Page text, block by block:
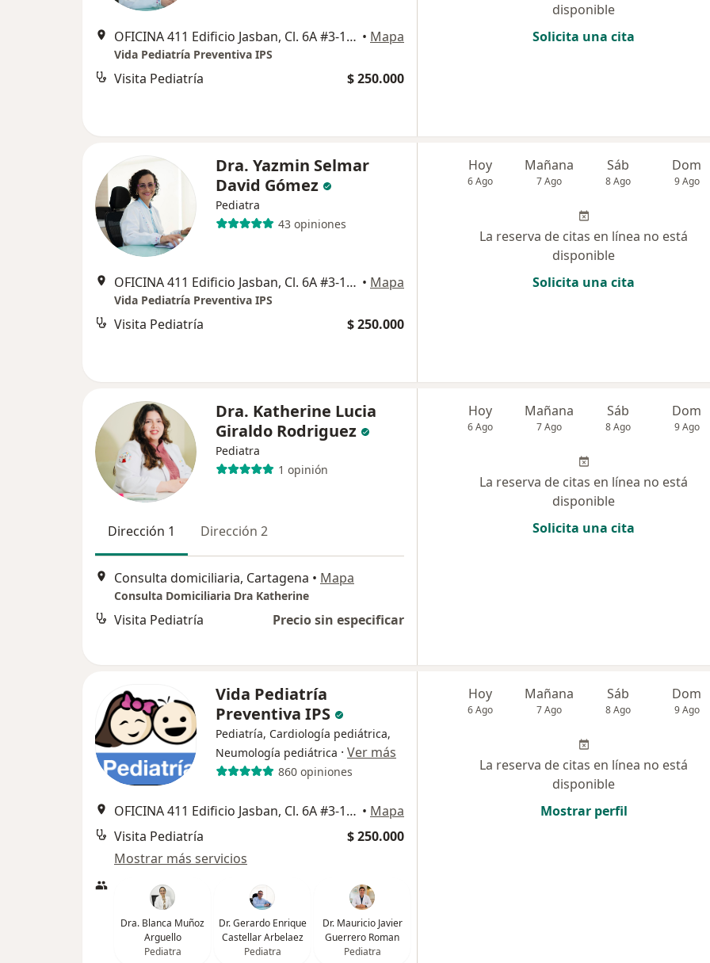
OFICINA 411 Edificio Jasban, Cl. 6A #3-17, Cartagena • Mapa
Vida Pediatría Preventiva IPS
Visita Pediatría $ 250.000
disponible
Solicita una cita
Dra. Yazmin Selmar
David Gómez
Pediatra
43 opiniones
OFICINA 411 Edificio Jasban, Cl. 6A #3-17, Cartagena • Mapa
Vida Pediatría Preventiva IPS
Visita Pediatría $ 250.000
Hoy
6 Ago
Mañana
7 Ago
Sáb
8 Ago
Dom
9 Ago
La reserva de citas en línea no está
disponible
Solicita una cita
Dra. Katherine Lucia
Giraldo Rodriguez
Pediatra
1 opinión
Dirección 1 Dirección 2
Consulta domiciliaria, Cartagena • Mapa
Consulta Domiciliaria Dra Katherine
Visita Pediatría Precio sin especificar
Hoy
6 Ago
Mañana
7 Ago
Sáb
8 Ago
Dom
9 Ago
La reserva de citas en línea no está
disponible
Solicita una cita
Vida Pediatría
Preventiva IPS
Pediatría, Cardiología pediátrica,
Neumología pediátrica · Ver más
860 opiniones
OFICINA 411 Edificio Jasban, Cl. 6A #3-17, Cartagena • Mapa
Visita Pediatría
$ 250.000
Mostrar más servicios
Dra. Blanca Muñoz
Arguello
Pediatra
Dr. Gerardo Enrique
Castellar Arbelaez
Pediatra
Dr. Mauricio Javier
Guerrero Roman
Pediatra
Hoy
6 Ago
Mañana
7 Ago
Sáb
8 Ago
Dom
9 Ago
La reserva de citas en línea no está
disponible
Mostrar perfil